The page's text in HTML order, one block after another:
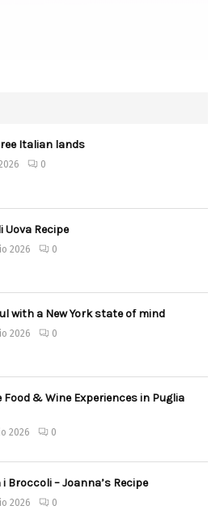
Italian lands
0
Uova Recipe
2026 0
with a New York state of mind
2026 0
Food & Wine Experiences in Puglia
2026 0
Broccoli – Joanna’s Recipe
2026 0